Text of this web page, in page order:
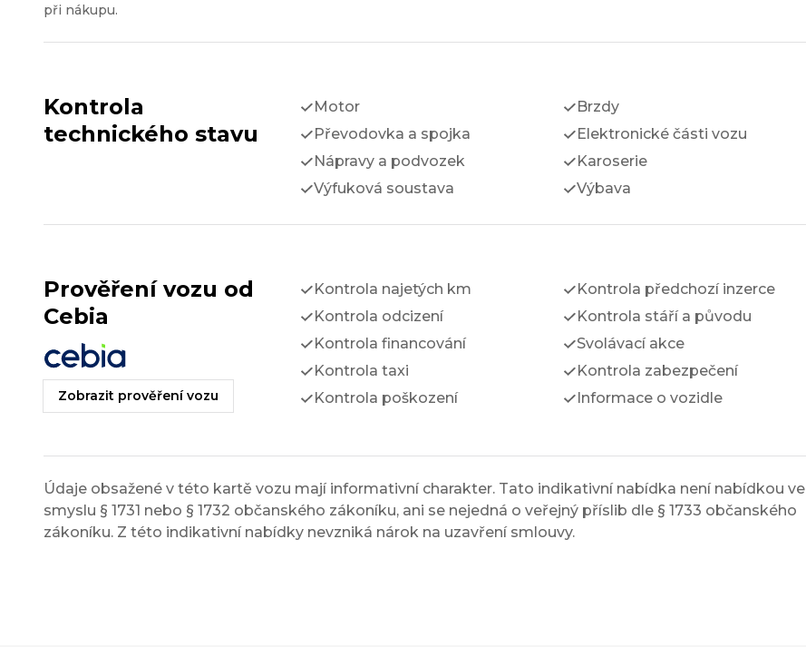
při nákupu.
Kontrola
technického stavu
Motor
Převodovka a spojka
Nápravy a podvozek
Výfuková soustava
Brzdy
Elektronické části vozu
Karoserie
Výbava
Prověření vozu od
Cebia
Zobrazit prověření vozu
Kontrola najetých km
Kontrola odcizení
Kontrola financování
Kontrola taxi
Kontrola poškození
Kontrola předchozí inzerce
Kontrola stáří a původu
Svolávací akce
Kontrola zabezpečení
Informace o vozidle
Údaje obsažené v této kartě vozu mají informativní charakter. Tato indikativní nabídka není nabídkou ve
smyslu § 1731 nebo § 1732 občanského zákoníku, ani se nejedná o veřejný příslib dle § 1733 občanského
zákoníku. Z této indikativní nabídky nevzniká nárok na uzavření smlouvy.